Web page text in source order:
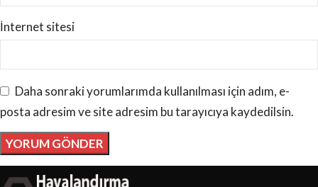
İnternet sitesi
Daha sonraki yorumlarımda kullanılması için adım, e-
posta adresim ve site adresim bu tarayıcıya kaydedilsin.